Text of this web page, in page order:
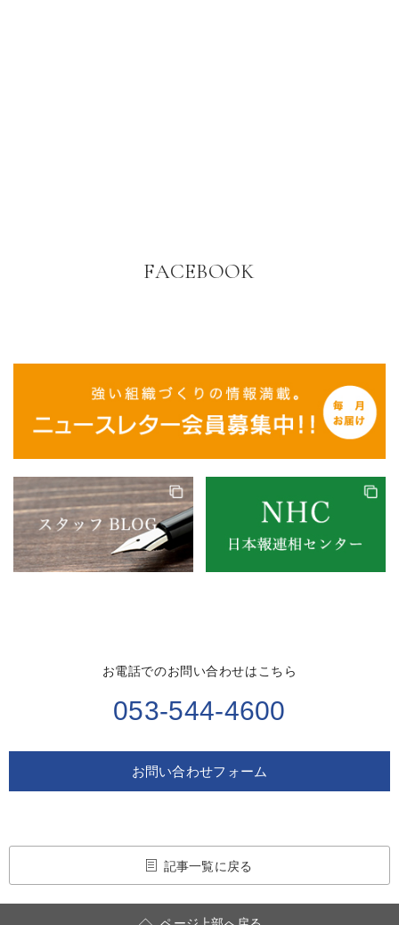
FACEBOOK
お電話でのお問い合わせはこちら
053-544-4600
お問い合わせフォーム
記事一覧に戻る